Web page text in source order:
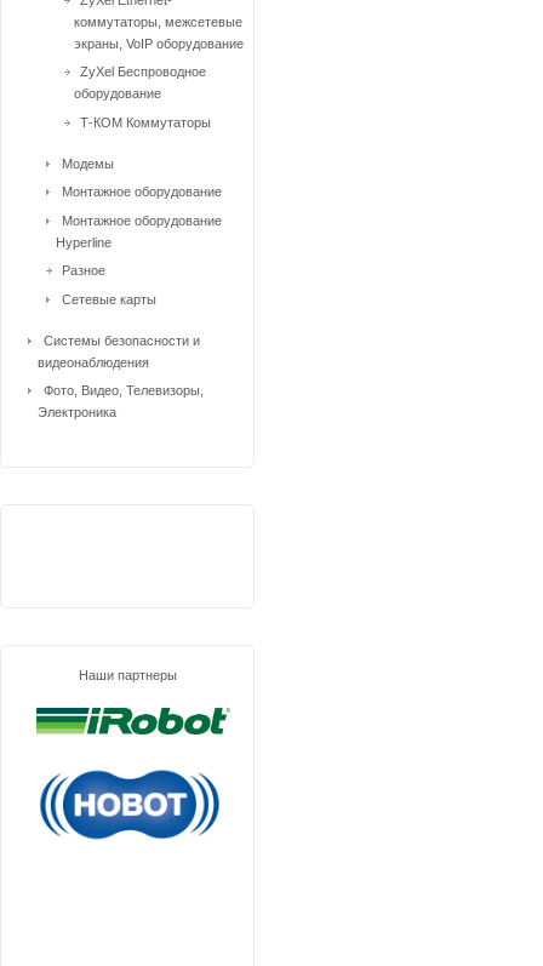
коммутаторы, межсетевые
экраны, VoIP оборудование
ZyXel Беспроводное
оборудование
Т-КОМ Коммутаторы
Модемы
Монтажное оборудование
Монтажное оборудование
Hyperline
Разное
Сетевые карты
Системы безопасности и
видеонаблюдения
Фото, Видео, Телевизоры,
Электроника
Наши партнеры